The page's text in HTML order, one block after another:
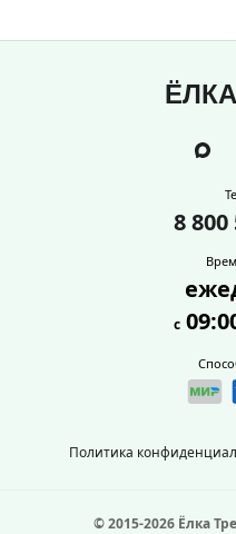
ЁЛКА
Политика
8 800
с
© 2015-2026 Ёлка